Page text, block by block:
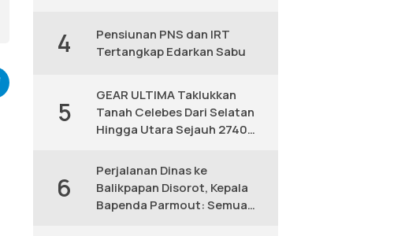
4
Pensiunan PNS dan IRT
Tertangkap Edarkan Sabu
5
GEAR ULTIMA Taklukkan
Tanah Celebes Dari Selatan
Hingga Utara Sejauh 2740
6
Perjalanan Dinas ke
Balikpapan Disorot, Kepala
Bapenda Parmout: Semua